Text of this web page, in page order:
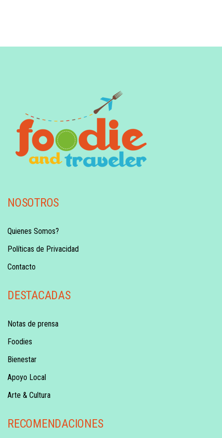
NOSOTROS
Quienes Somos?
Políticas de Privacidad
Contacto
DESTACADAS
Notas de prensa
Foodies
Bienestar
Apoyo Local
Arte & Cultura
RECOMENDACIONES